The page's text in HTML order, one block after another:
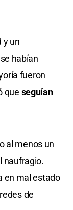
y un
habían
fueron
que seguían
al menos un
naufragio.
en mal estado
de